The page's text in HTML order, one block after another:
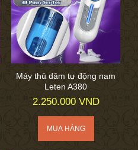
Máy thủ dâm tự động nam
Leten A380
2.250.000 VND